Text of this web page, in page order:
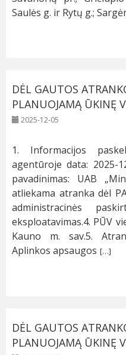
Saulės g. ir Rytų g.;
DĖL GAUTOS
PLANUOJAMĄ ŪKINĘ
2025-12-05
1. Informacijos
agentūroje data: 2025-
pavadinimas: UAB
atliekama atranka dėl
administracinės
eksploatavimas.4. PŪV
Kauno m. sav.5.
Aplinkos apsaugos […]
DĖL GAUTOS
PLANUOJAMĄ ŪKINĘ